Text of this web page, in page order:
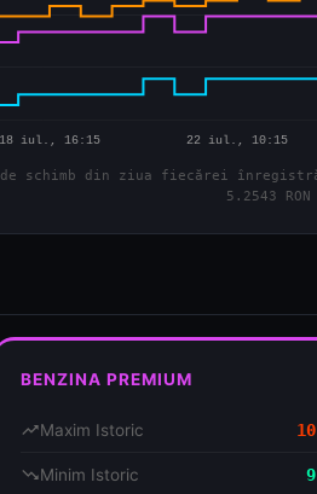
schimb din ziua fiecărei
5.2543
BENZINA PREMIUM
trending_upMaxim Istoric
trending_downMinim Istoric